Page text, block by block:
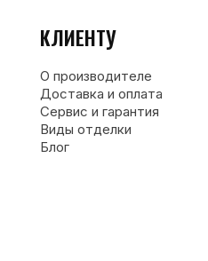
КЛИЕНТУ
О производителе
Доставка и оплата
Сервис и гарантия
Виды отделки
Блог